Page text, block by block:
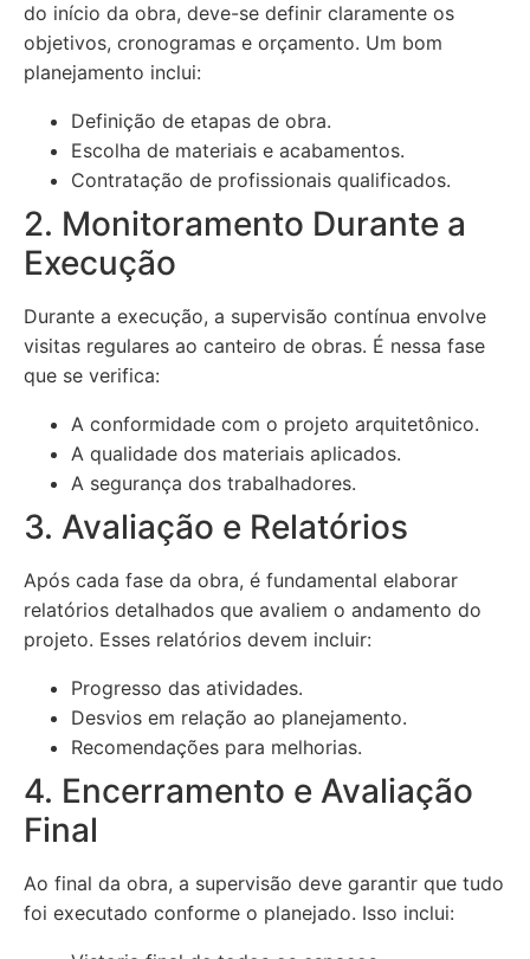
do início da obra, deve-se definir claramente os
objetivos, cronogramas e orçamento. Um bom
planejamento inclui:
Definição de etapas de obra.
Escolha de materiais e acabamentos.
Contratação de profissionais qualificados.
2. Monitoramento Durante a
Execução
Durante a execução, a supervisão contínua envolve
visitas regulares ao canteiro de obras. É nessa fase
que se verifica:
A conformidade com o projeto arquitetônico.
A qualidade dos materiais aplicados.
A segurança dos trabalhadores.
3. Avaliação e Relatórios
Após cada fase da obra, é fundamental elaborar
relatórios detalhados que avaliem o andamento do
projeto. Esses relatórios devem incluir:
Progresso das atividades.
Desvios em relação ao planejamento.
Recomendações para melhorias.
4. Encerramento e Avaliação
Final
Ao final da obra, a supervisão deve garantir que tudo
foi executado conforme o planejado. Isso inclui: